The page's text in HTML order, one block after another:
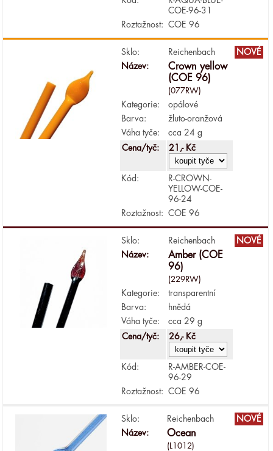
COE-96-31
Roztažnost:
COE 96
NOVÉ
Sklo:
Reichenbach
Název:
Crown yellow
(COE 96)
(077RW)
Kategorie:
opálové
Barva:
žluto-oranžová
Váha tyče:
cca 24 g
Cena/tyč:
21,- Kč
Kód:
R-CROWN-
YELLOW-COE-
96-24
Roztažnost:
COE 96
NOVÉ
Sklo:
Reichenbach
Název:
Amber (COE
96)
(229RW)
Kategorie:
transparentní
Barva:
hnědá
Váha tyče:
cca 29 g
Cena/tyč:
26,- Kč
Kód:
R-AMBER-COE-
96-29
Roztažnost:
COE 96
NOVÉ
Sklo:
Reichenbach
Název:
Ocean
(L1012)